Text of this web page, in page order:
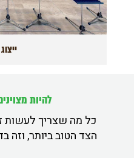
להיות
כל מה שצריך לעשות
הצד הטוב ביותר, וזה